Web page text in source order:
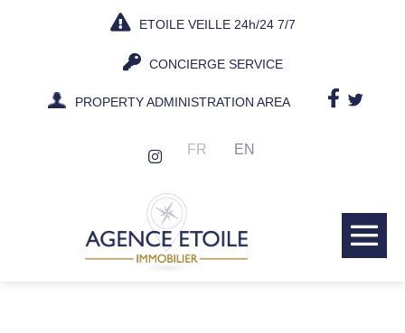
ETOILE VEILLE 24h/24 7/7
CONCIERGE SERVICE
PROPERTY ADMINISTRATION AREA
FR EN